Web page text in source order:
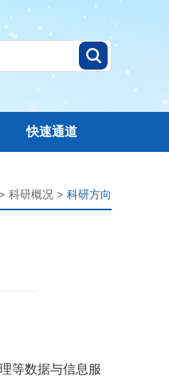
快速通道
科研概况 > 科研方向
等数据与信息服